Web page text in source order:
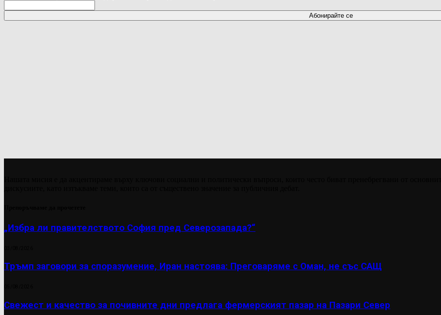
„Избра ли правителството София пред Северозапада?“
Тръмп заговори за споразумение, Иран настоява: Преговаряме с Оман, не със САЩ
Свежест и качество за почивните дни предлага фермерският пазар на Пазари Север